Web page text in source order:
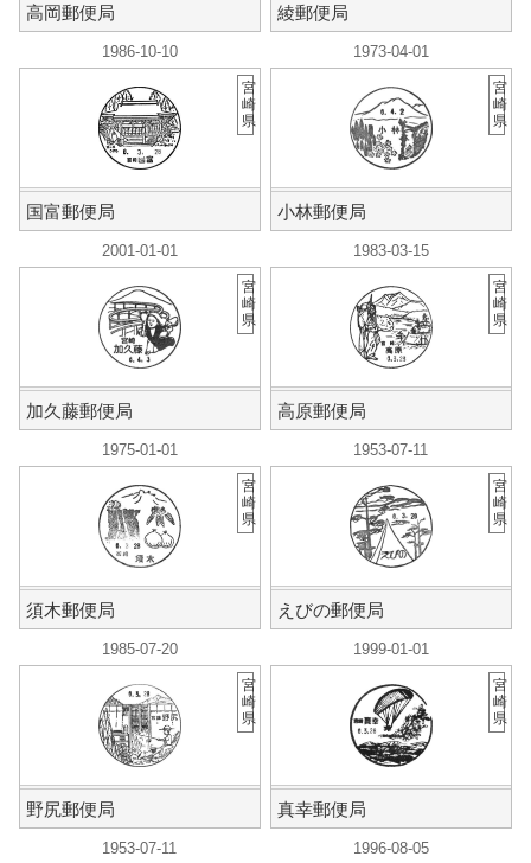
高岡郵便局 綾郵便局
1986-10-10
国富郵便局
宮
崎
県
1973-04-01
小林郵便局
宮
崎
県
2001-01-01
加久藤郵便局
宮
崎
県
1983-03-15
高原郵便局
宮
崎
県
1975-01-01
須木郵便局
宮
崎
県
1953-07-11
えびの郵便局
宮
崎
県
1985-07-20
野尻郵便局
宮
崎
県
1999-01-01
真幸郵便局
宮
崎
県
1953-07-11 1996-08-05